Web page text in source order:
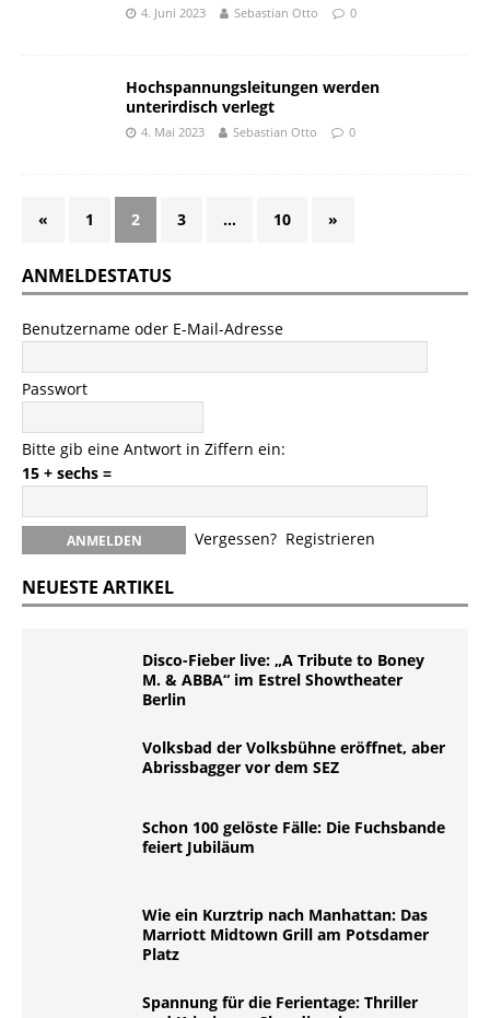
4. Juni 2023 Sebastian Otto 0
Hochspannungsleitungen werden
unterirdisch verlegt
4. Mai 2023 Sebastian Otto 0
« 1 2 3 … 10 »
ANMELDESTATUS
Benutzername oder E-Mail-Adresse
Passwort
Bitte gib eine Antwort in Ziffern ein:
15 + sechs =
Vergessen? Registrieren
NEUESTE ARTIKEL
Disco-Fieber live: „A Tribute to Boney
M. & ABBA“ im Estrel Showtheater
Berlin
Volksbad der Volksbühne eröffnet, aber
Abrissbagger vor dem SEZ
Schon 100 gelöste Fälle: Die Fuchsbande
feiert Jubiläum
Wie ein Kurztrip nach Manhattan: Das
Marriott Midtown Grill am Potsdamer
Platz
Spannung für die Ferientage: Thriller